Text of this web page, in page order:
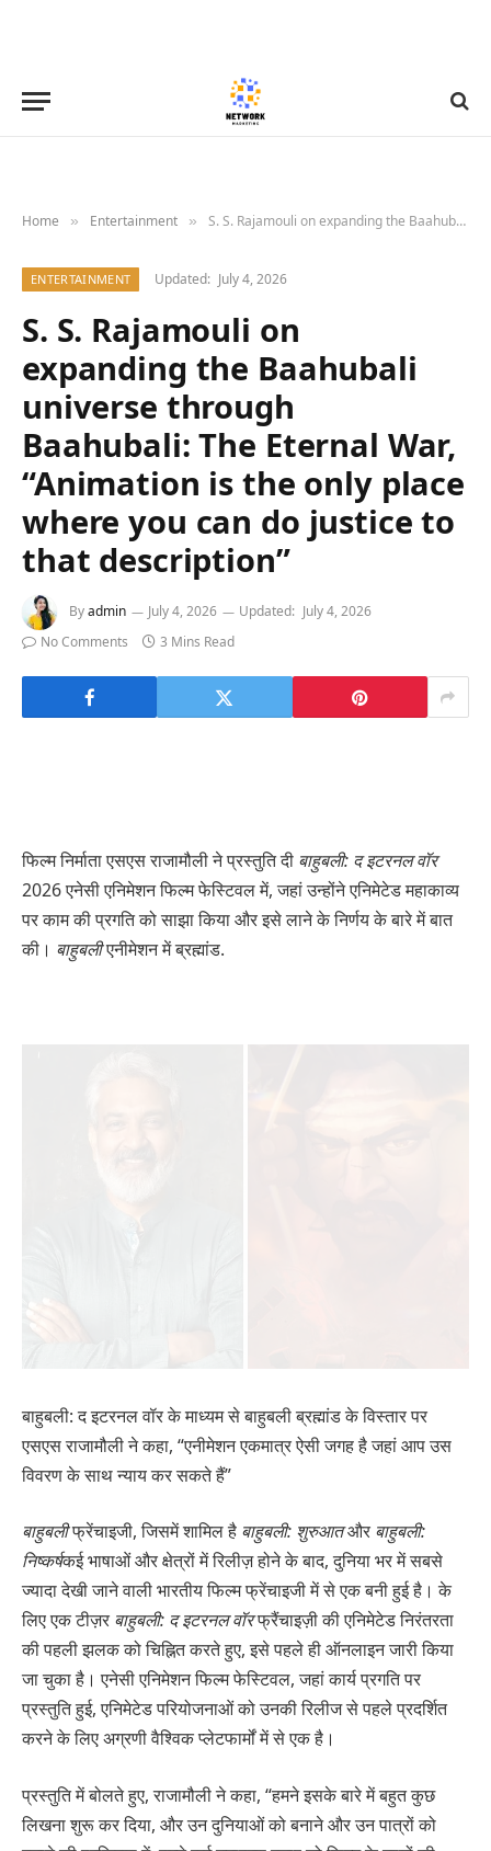
Home » Entertainment » S. S. Rajamouli on expanding the Baahubali universe through Baahubali: The Eternal War, “Animation is the only place where you can do justice to that description”
ENTERTAINMENT Updated: July 4, 2026
S. S. Rajamouli on
expanding the Baahubali
universe through
Baahubali: The Eternal War,
“Animation is the only place
where you can do justice to
that description”
Byadmin July 4, 2026 Updated: July 4, 2026
No Comments
3 Mins Read
फिल्म निर्माता एसएस राजामौली ने प्रस्तुति दी बाहुबली: द इटरनल वॉर
2026 एनेसी एनिमेशन फिल्म फेस्टिवल में, जहां उन्होंने एनिमेटेड महाकाव्य
पर काम की प्रगति को साझा किया और इसे लाने के निर्णय के बारे में बात
की। बाहुबलीएनीमेशन में ब्रह्मांड.
बाहुबली: द इटरनल वॉर के माध्यम से बाहुबली ब्रह्मांड के विस्तार पर
एसएस राजामौली ने कहा, “एनीमेशन एकमात्र ऐसी जगह है जहां आप उस
विवरण के साथ न्याय कर सकते हैं”
बाहुबलीफ्रेंचाइजी, जिसमें शामिल है बाहुबली: शुरुआतऔर बाहुबली:
निष्कर्षकई भाषाओं और क्षेत्रों में रिलीज़ होने के बाद, दुनिया भर में सबसे
ज्यादा देखी जाने वाली भारतीय फिल्म फ्रेंचाइजी में से एक बनी हुई है। के
लिए एक टीज़र बाहुबली: द इटरनल वॉरफ्रैंचाइज़ी की एनिमेटेड निरंतरता
की पहली झलक को चिह्नित करते हुए, इसे पहले ही ऑनलाइन जारी किया
जा चुका है। एनेसी एनिमेशन फिल्म फेस्टिवल, जहां कार्य प्रगति पर
प्रस्तुति हुई, एनिमेटेड परियोजनाओं को उनकी रिलीज से पहले प्रदर्शित
करने के लिए अग्रणी वैश्विक प्लेटफार्मों में से एक है।
प्रस्तुति में बोलते हुए, राजामौली ने कहा, “हमने इसके बारे में बहुत कुछ
लिखना शुरू कर दिया, और उन दुनियाओं को बनाने और उन पात्रों को